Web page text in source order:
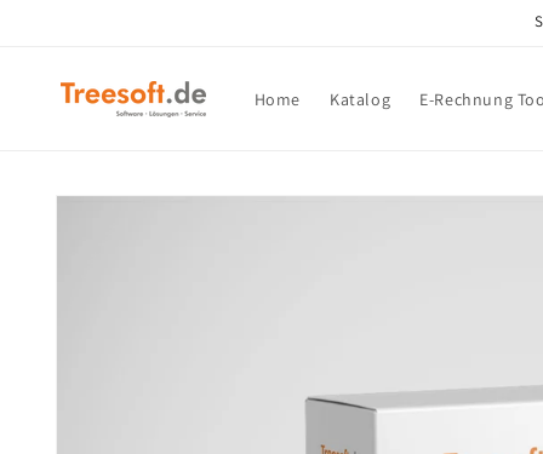
Home Katalog E-Rechnung
Zu